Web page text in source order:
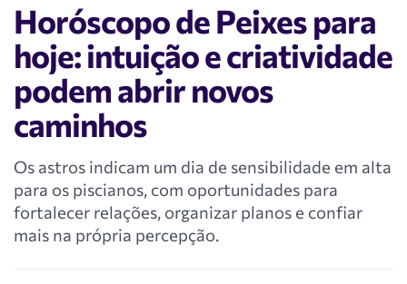
Horóscopo de Peixes para
hoje: intuição e criatividade
podem abrir novos
caminhos
Os astros indicam um dia de sensibilidade em alta
para os piscianos, com oportunidades para
fortalecer relações, organizar planos e confiar
mais na própria percepção.